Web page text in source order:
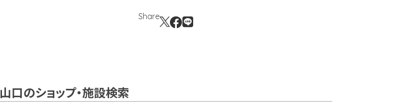
Share
山口のショップ・施設検索